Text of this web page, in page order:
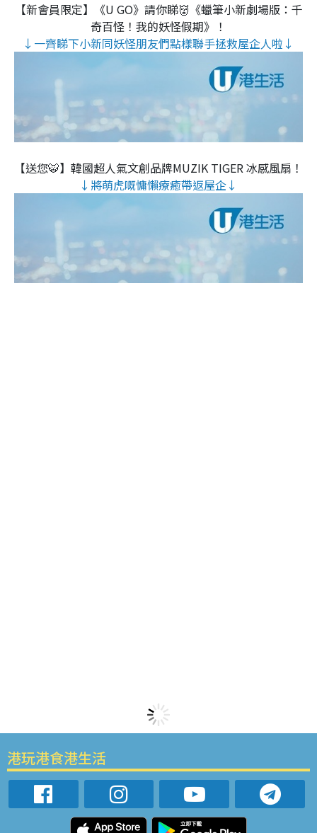
【新會員限定】《U GO》請你睇👹《蠟筆小新劇場版：千
奇百怪！我的妖怪假期》！
↓一齊睇下小新同妖怪朋友們點樣聯手拯救屋企人啦↓
【送您🐯】韓國超人氣文創品牌MUZIK TIGER 冰感風扇！
↓將萌虎嘅慵懶療癒帶返屋企↓
港玩港食港生活